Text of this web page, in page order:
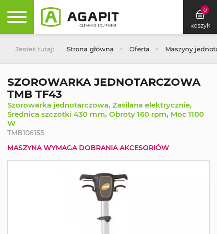
0
koszyk
Jesteś tutaj: Strona główna Oferta Maszyny
SZOROWARKA JEDNOTARCZOWA
TMB TF43
Szorowarka jednotarczowa, Zasilana elektrycznie,
Średnica szczotki 430 mm, Obroty 160 rpm, Moc 1100
W
TMB106155
MASZYNA WYMAGA DOBRANIA AKCESORIÓW